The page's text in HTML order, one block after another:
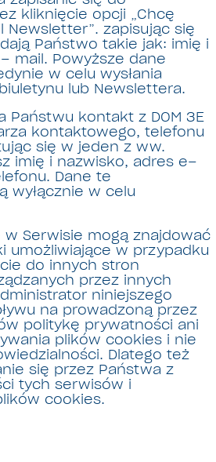
kliknięcie opcji „Chcę
zapisując się
Państwo takie jak: imię i
mail. Powyższe dane
w celu wysłania
lub Newslettera.
Państwu kontakt z DOM 3E
kontaktowego, telefonu
się w jeden z ww.
imię i nazwisko, adres e–
Dane te
wyłącznie w celu
Serwisie mogą znajdować
umożliwiające w przypadku
do innych stron
przez innych
niniejszego
na prowadzoną przez
politykę prywatności ani
plików cookies i nie
Dlatego też
się przez Państwa z
tych serwisów i
cookies.